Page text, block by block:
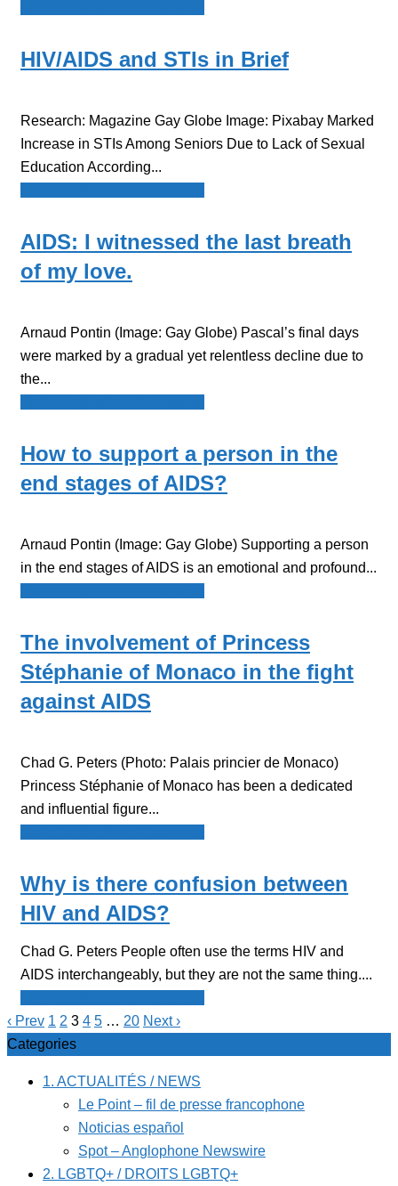
HIV/AIDS and STIs in Brief
Research: Magazine Gay Globe Image: Pixabay Marked
Increase in STIs Among Seniors Due to Lack of Sexual
Education According...
AIDS: I witnessed the last breath
of my love.
Arnaud Pontin (Image: Gay Globe) Pascal’s final days
were marked by a gradual yet relentless decline due to
the...
How to support a person in the
end stages of AIDS?
Arnaud Pontin (Image: Gay Globe) Supporting a person
in the end stages of AIDS is an emotional and profound...
The involvement of Princess
Stéphanie of Monaco in the fight
against AIDS
Chad G. Peters (Photo: Palais princier de Monaco)
Princess Stéphanie of Monaco has been a dedicated
and influential figure...
Why is there confusion between
HIV and AIDS?
Chad G. Peters People often use the terms HIV and
AIDS interchangeably, but they are not the same thing....
‹ Prev 1 2 3 4 5 … 20 Next ›
Categories
1. ACTUALITÉS / NEWS
Le Point – fil de presse francophone
Noticias español
Spot – Anglophone Newswire
2. LGBTQ+ / DROITS LGBTQ+